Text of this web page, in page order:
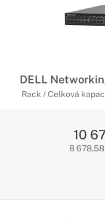
DELL
Rack / Celková
10
8 678,58